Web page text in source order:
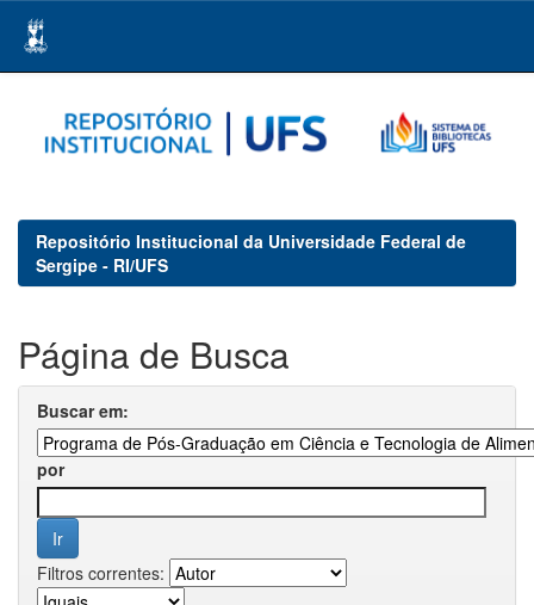
navigation
Repositório Institucional da Universidade Federal de
Sergipe - RI/UFS
Página de Busca
Buscar em:
por
Filtros correntes: